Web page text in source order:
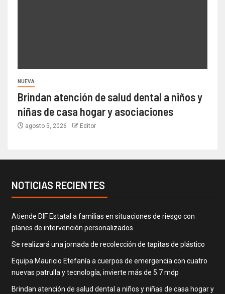
NUEVA
Brindan atención de salud dental a niños y
niñas de casa hogar y asociaciones
agosto 5, 2026 Editor
NOTICIAS RECIENTES
Atiende DIF Estatal a familias en situaciones de riesgo con
planes de intervención personalizados.
Se realizará una jornada de recolección de tapitas de plástico
Equipa Mauricio Etefanía a cuerpos de emergencia con cuatro
nuevas patrulla y tecnología, invierte más de 5.7 mdp
Brindan atención de salud dental a niños y niñas de casa hogar y